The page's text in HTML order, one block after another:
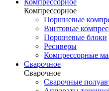
Компрессорное
Компрессорное
Поршневые
Винтовые
Поршневые блоки
Ресиверы
Компрессорные
Сварочное
Сварочное
Сварочные